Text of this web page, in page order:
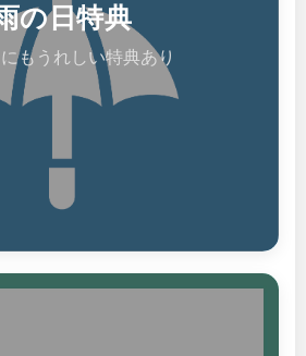
の日特典
もうれしい特典あり